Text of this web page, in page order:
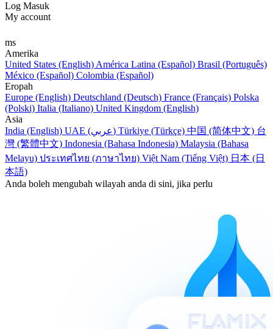
Log Masuk
My account
ms
Amerika
United States (English) América Latina (Español) Brasil (Português)
México (Español) Colombia (Español)
Eropah
Europe (English) Deutschland (Deutsch) France (Français) Polska
(Polski) Italia (Italiano) United Kingdom (English)
Asia
India (English)
UAE (عربي) Türkiye (Türkçe) 中国 (简体中文) 台
灣 (繁體中文) Indonesia (Bahasa Indonesia) Malaysia (Bahasa
Melayu) ประเทศไทย (ภาษาไทย) Việt Nam (Tiếng Việt) 日本 (日
本語)
Anda boleh mengubah wilayah anda di sini, jika perlu